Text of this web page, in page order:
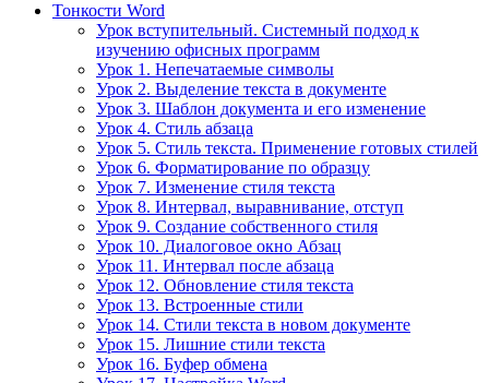
Тонкости Word
Урок вступительный. Системный подход к
изучению офисных программ
Урок 1. Непечатаемые символы
Урок 2. Выделение текста в документе
Урок 3. Шаблон документа и его изменение
Урок 4. Стиль абзаца
Урок 5. Стиль текста. Применение готовых стилей
Урок 6. Форматирование по образцу
Урок 7. Изменение стиля текста
Урок 8. Интервал, выравнивание, отступ
Урок 9. Создание собственного стиля
Урок 10. Диалоговое окно Абзац
Урок 11. Интервал после абзаца
Урок 12. Обновление стиля текста
Урок 13. Встроенные стили
Урок 14. Стили текста в новом документе
Урок 15. Лишние стили текста
Урок 16. Буфер обмена